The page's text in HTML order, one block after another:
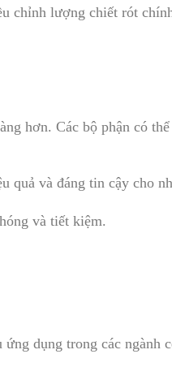
chỉnh lượng chiết rót
hơn. Các bộ phận có
quả và đáng tin cậy cho
và tiết kiệm.
dụng trong các ngành